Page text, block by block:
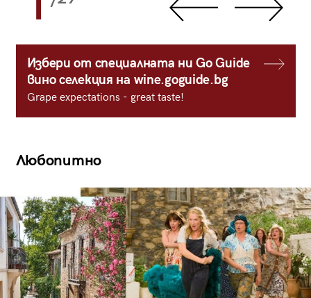
Избери от специалната ни Go Guide
вино селекция на wine.goguide.bg
Grape expectations - great taste!
Любопитно